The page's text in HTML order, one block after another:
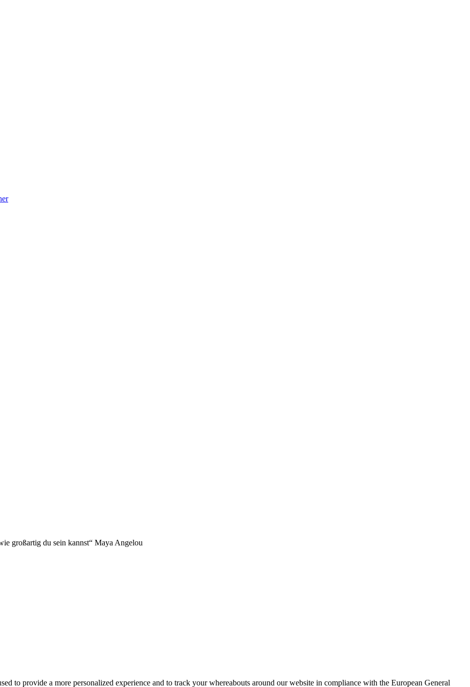
großartig du sein kannst“ Maya Angelou
to provide a more personalized experience and to track your whereabouts around our website in compliance with the European General